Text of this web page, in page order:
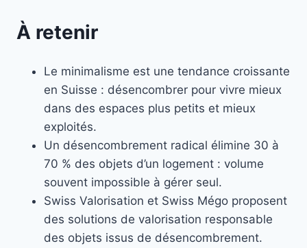
À retenir
Le minimalisme est une tendance croissante
en Suisse : désencombrer pour vivre mieux
dans des espaces plus petits et mieux
exploités.
Un désencombrement radical élimine 30 à
70 % des objets d’un logement : volume
souvent impossible à gérer seul.
Swiss Valorisation et Swiss Mégo proposent
des solutions de valorisation responsable
des objets issus de désencombrement.